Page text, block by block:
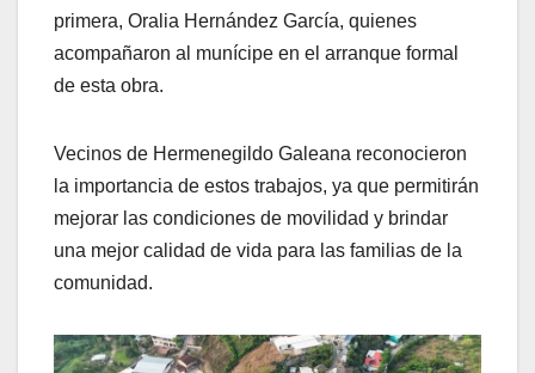
primera, Oralia Hernández García, quienes
acompañaron al munícipe en el arranque formal
de esta obra.
Vecinos de Hermenegildo Galeana reconocieron
la importancia de estos trabajos, ya que permitirán
mejorar las condiciones de movilidad y brindar
una mejor calidad de vida para las familias de la
comunidad.